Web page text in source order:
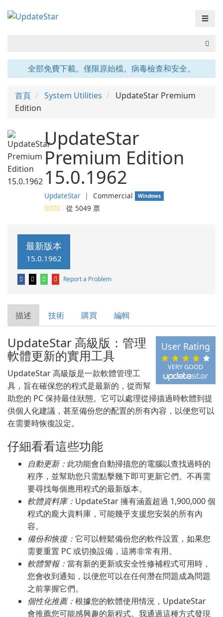
☰
全部免費下載。僅限原始檔。病毒檢查和安全。
首頁 System Utilities
UpdateStar Premium
Edition
UpdateStar
Premium Edition
15.0.1962
UpdateStar ❘ Commercial Windows
從 5049 票
最新版本
15.0.1962
Report a Problem
描述 技術 購買 編輯
VERY GOOD
User Rating
UpdateStar 高級版：管理
軟體更新的實用工具
UpdateStar 高級版是一款軟體管理工
具，旨在確保您的程式是最新的，從而幫
助您的 PC 保持最佳狀態。它可以處理從掃描過時軟體到提
供個人化建議，甚至備份您的配置的所有內容，以便您可以
在需要時恢復設定。
仔細看看這些功能
自動更新： 此功能會自動掃描您的電腦以查找過時的
程序，並幫助您只需點擊幾下即可更新它們。不再需
要尋找每個應用程式的最新版本。
軟體資料庫： UpdateStar 擁有涵蓋超過 1,900,000 個
程式的龐大資料庫，可能幾乎支援您安裝的所有內
容。
備份和恢復： 它可以輕鬆備份您的軟件設置，如果您
需要重置 PC 或切換設備，這將非常有用。
軟體警報： 當有新的更新或安全性修補程式可用時，
您會收到通知，以便您可以在任何潛在問題成為問題
之前掌握它們。
個性化推薦： 根據您的軟體使用情況，UpdateStar
會推薦您可能感興趣的新程式。我通過這種方式發現